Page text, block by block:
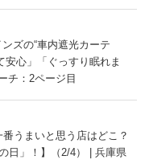
ズの“車内遮光カーテ
心」「ぐっすり眠れま
チ：2ページ目
うまいと思う店はどこ？
日」！】（2/4） | 兵庫県